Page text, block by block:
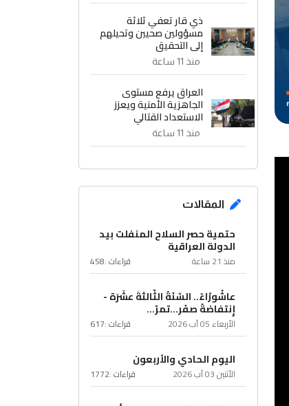
ذي قار تعفي ثلاثة
مسؤولين صحيين وتحيلهم
إلى التحقيق
منذ 11 ساعة
العراق يرفع مستوى
الجاهزية الأمنية ويعزز
الاستعداد القتالي
منذ 11 ساعة
المقالات
حتمية حصر السلاح المنفلت بيد
الدولة العراقية
منذ 21 ساعة قراءات :458
عاشُورْاءُ.. السّنَةُ الثّالثةَ عشَرَة -
إِنتفاضةُ صفَر…تمرّ...
الأربعاء 05 آب 2026 قراءات :617
اليوم الحادي والأربعون
الأثنين 03 آب 2026 قراءات :1772